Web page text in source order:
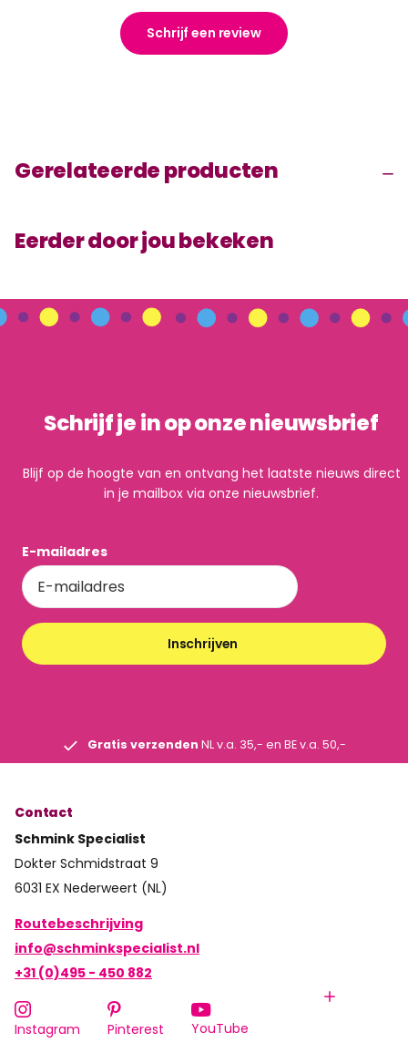
Schrijf een review
Gerelateerde producten
Eerder door jou bekeken
Schrijf je in op onze nieuwsbrief
Blijf op de hoogte van en ontvang het laatste nieuws direct
in je mailbox via onze nieuwsbrief.
E-mailadres
Inschrijven
Gratis verzenden NL v.a. 35,- en BE v.a. 50,-
Contact
Schmink Specialist
Dokter Schmidstraat 9
6031 EX Nederweert (NL)
Routebeschrijving
info@schminkspecialist.nl
+31 (0)495 - 450 882
Instagram Pinterest YouTube